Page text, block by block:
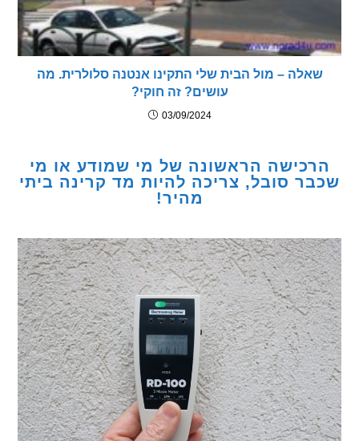
– מול הבית שלי התקינו אנטנה סלולרית. מה
עושים? זה חוקי?
03/09/2024
הראשונה של מי שמודע או מי
סובל, צריכה להיות מד קרינה ביתי
מהיר!